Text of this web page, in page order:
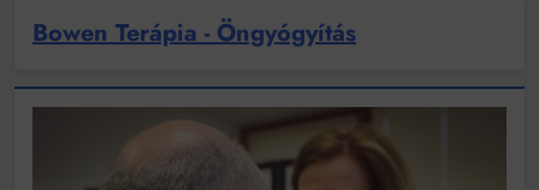
Bowen Terápia - Öngyógyítás